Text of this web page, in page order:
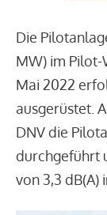
Die
MW) im
Mai 2022
ausgerüstet.
DNV die
durchgeführt
von 3,3 dB(A)